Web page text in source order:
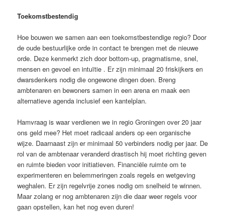
Toekomstbestendig
Hoe bouwen we samen aan een toekomstbestendige regio? Door
de oude bestuurlijke orde in contact te brengen met de nieuwe
orde. Deze kenmerkt zich door bottom-up, pragmatisme, snel,
mensen en gevoel en intuïtie . Er zijn minimaal 20 friskijkers en
dwarsdenkers nodig die ongewone dingen doen. Breng
ambtenaren en bewoners samen in een arena en maak een
alternatieve agenda inclusief een kantelplan.
Hamvraag is waar verdienen we in regio Groningen over 20 jaar
ons geld mee? Het moet radicaal anders op een organische
wijze. Daarnaast zijn er minimaal 50 verbinders nodig per jaar. De
rol van de ambtenaar veranderd drastisch hij moet richting geven
en ruimte bieden voor initiatieven. Financiële ruimte om te
experimenteren en belemmeringen zoals regels en wetgeving
weghalen. Er zijn regelvrije zones nodig om snelheid te winnen.
Maar zolang er nog ambtenaren zijn die daar weer regels voor
gaan opstellen, kan het nog even duren!